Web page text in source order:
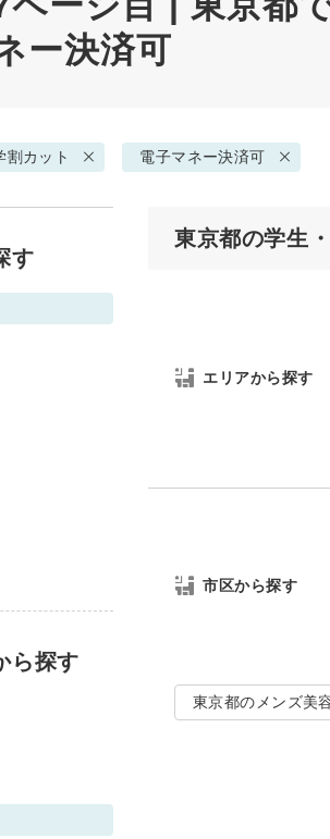
ー決済可
割カット 電子マネー決済可
東京都の学生
エリアから探す
市区から探す
東京都のメンズ美
す
ら探す